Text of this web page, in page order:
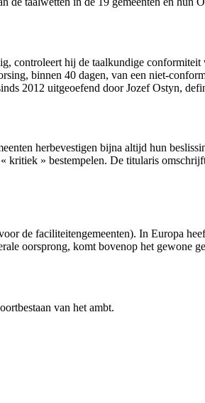
controleert hij de taalkundige
binnen 40 dagen, van een niet-
2012 uitgeoefend door Jozef Ostyn,
herbevestigen bijna altijd hun
kritiek » bestempelen. De titularis
de faciliteitengemeenten). In Europa
oorsprong, komt bovenop het
van het ambt.